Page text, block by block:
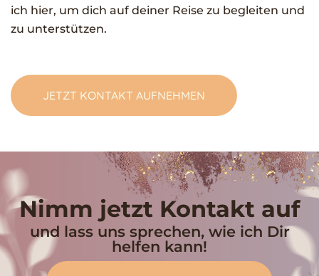
ich hier, um dich auf deiner Reise zu begleiten und
zu unterstützen.
JETZT KONTAKT AUFNEHMEN
Nimm jetzt Kontakt auf
und lass uns sprechen, wie ich Dir
helfen kann!